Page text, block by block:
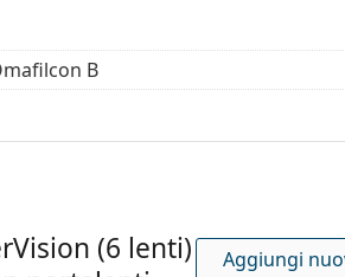
B
(6 lenti)
Aggiungi